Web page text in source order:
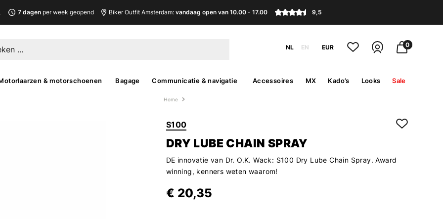
7 dagen per week geopend Biker Outfit Amsterdam:vandaag open van 10.00 - 17.00 9,5
NL EN EUR 0
& motorschoenen Bagage Communicatie & navigatie Accessoires MX Kado’s Looks Sale
Home
S100
DRY LUBE CHAIN SPRAY
DE innovatie van Dr. O.K. Wack: S100 Dry Lube Chain Spray. Award
winning, kenners weten waarom!
€ 20,35